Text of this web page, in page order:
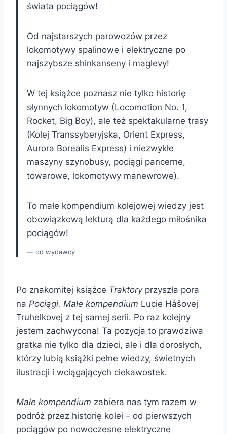
świata pociągów!
Od najstarszych parowozów przez
lokomotywy spalinowe i elektryczne po
najszybsze shinkanseny i maglevy!
W tej książce poznasz nie tylko historię
słynnych lokomotyw (Locomotion No. 1,
Rocket, Big Boy), ale też spektakularne trasy
(Kolej Transsyberyjska, Orient Express,
Aurora Borealis Express) i niezwykłe
maszyny szynobusy, pociągi pancerne,
towarowe, lokomotywy manewrowe).
To małe kompendium kolejowej wiedzy jest
obowiązkową lekturą dla każdego miłośnika
pociągów!
od wydawcy
Po znakomitej książce Traktoryprzyszła pora
na Pociągi. Małe kompendium Lucie Hášovej
Truhelkovej z tej samej serii. Po raz kolejny
jestem zachwycona! Ta pozycja to prawdziwa
gratka nie tylko dla dzieci, ale i dla dorosłych,
którzy lubią książki pełne wiedzy, świetnych
ilustracji i wciągających ciekawostek.
Małe kompendium zabiera nas tym razem w
podróż przez historię kolei – od pierwszych
pociągów po nowoczesne elektryczne